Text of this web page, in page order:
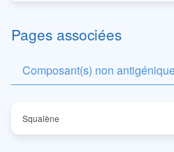
Pages associées
Composant(s) non
Squalène